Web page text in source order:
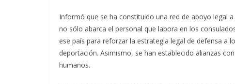
Informó que se ha constituido una red de apoyo legal
no sólo abarca el personal que labora en los
ese país para reforzar la estrategia legal de defensa a
deportación. Asimismo, se han establecido alianzas
humanos.